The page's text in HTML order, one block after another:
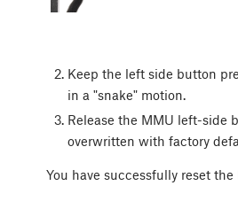
Keep the left side button
in a "snake" motion.
Release the MMU left-side
overwritten with factory
You have successfully reset